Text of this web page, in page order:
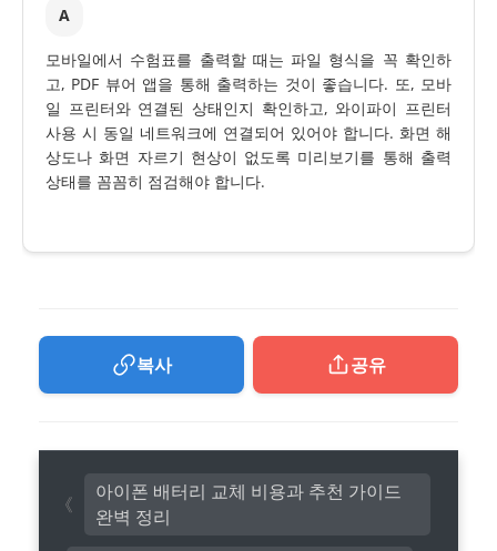
A
모바일에서 수험표를 출력할 때는 파일 형식을 꼭 확인하
고, PDF 뷰어 앱을 통해 출력하는 것이 좋습니다. 또, 모바
일 프린터와 연결된 상태인지 확인하고, 와이파이 프린터
사용 시 동일 네트워크에 연결되어 있어야 합니다. 화면 해
상도나 화면 자르기 현상이 없도록 미리보기를 통해 출력
상태를 꼼꼼히 점검해야 합니다.
복사 공유
아이폰 배터리 교체 비용과 추천 가이드
완벽 정리